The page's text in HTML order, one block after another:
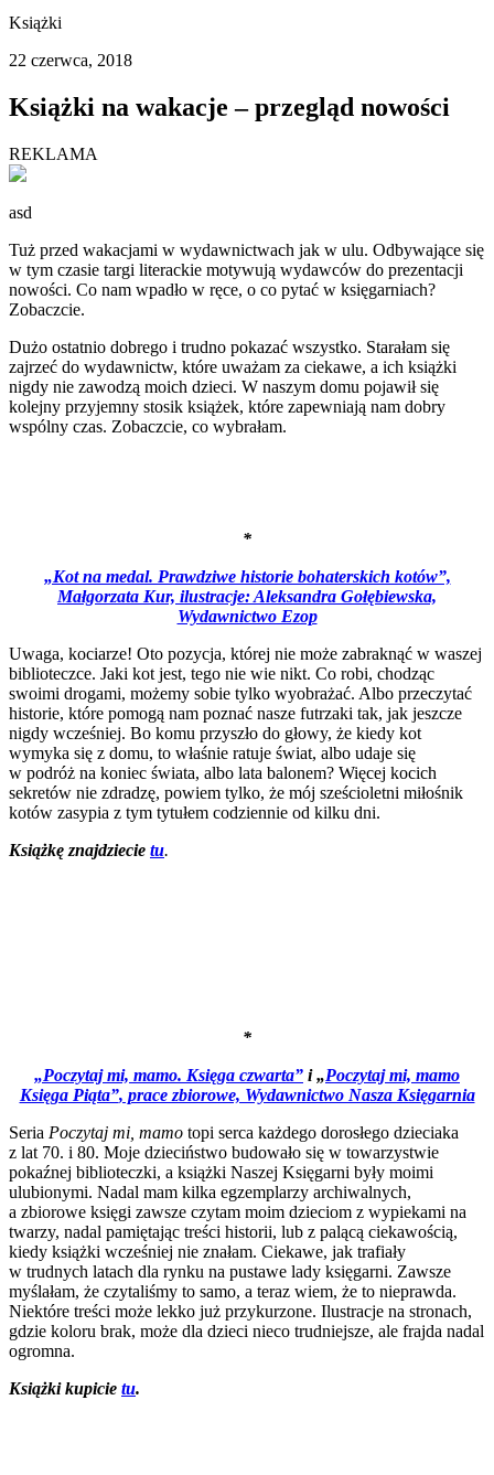
Książki
22 czerwca, 2018
Książki na wakacje – przegląd nowości
REKLAMA
asd
Tuż przed wakacjami w wydawnictwach jak w ulu. Odbywające się
w tym czasie targi literackie motywują wydawców do prezentacji
nowości. Co nam wpadło w ręce, o co pytać w księgarniach?
Zobaczcie.
Dużo ostatnio dobrego i trudno pokazać wszystko. Starałam się
zajrzeć do wydawnictw, które uważam za ciekawe, a ich książki
nigdy nie zawodzą moich dzieci. W naszym domu pojawił się
kolejny przyjemny stosik książek, które zapewniają nam dobry
wspólny czas. Zobaczcie, co wybrałam.
*
„Kot na medal. Prawdziwe historie bohaterskich kotów”,
Małgorzata Kur, ilustracje: Aleksandra Gołębiewska,
Wydawnictwo Ezop
Uwaga, kociarze! Oto pozycja, której nie może zabraknąć w waszej
biblioteczce. Jaki kot jest, tego nie wie nikt. Co robi, chodząc
swoimi drogami, możemy sobie tylko wyobrażać. Albo przeczytać
historie, które pomogą nam poznać nasze futrzaki tak, jak jeszcze
nigdy wcześniej. Bo komu przyszło do głowy, że kiedy kot
wymyka się z domu, to właśnie ratuje świat, albo udaje się
w podróż na koniec świata, albo lata balonem? Więcej kocich
sekretów nie zdradzę, powiem tylko, że mój sześcioletni miłośnik
kotów zasypia z tym tytułem codziennie od kilku dni.
Książkę znajdziecie tu.
*
„Poczytaj mi, mamo. Księga czwarta” i „Poczytaj mi, mamo
Księga Piąta”, prace zbiorowe, Wydawnictwo Nasza Księgarnia
Seria Poczytaj mi, mamo topi serca każdego dorosłego dzieciaka
z lat 70. i 80. Moje dzieciństwo budowało się w towarzystwie
pokaźnej biblioteczki, a książki Naszej Księgarni były moimi
ulubionymi. Nadal mam kilka egzemplarzy archiwalnych,
a zbiorowe księgi zawsze czytam moim dzieciom z wypiekami na
twarzy, nadal pamiętając treści historii, lub z palącą ciekawością,
kiedy książki wcześniej nie znałam. Ciekawe, jak trafiały
w trudnych latach dla rynku na pustawe lady księgarni. Zawsze
myślałam, że czytaliśmy to samo, a teraz wiem, że to nieprawda.
Niektóre treści może lekko już przykurzone. Ilustracje na stronach,
gdzie koloru brak, może dla dzieci nieco trudniejsze, ale frajda nadal
ogromna.
Książki kupicie tu.